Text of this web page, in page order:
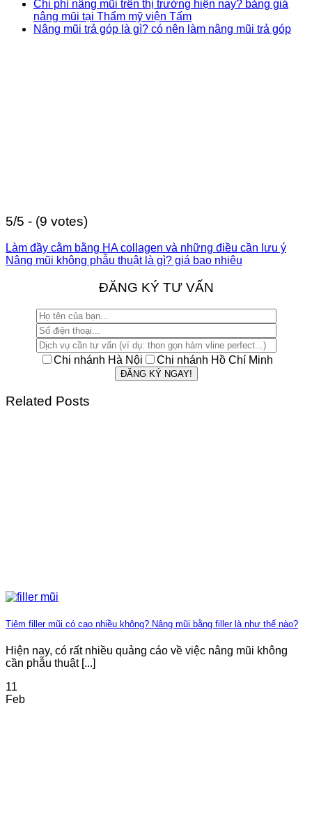
Chi phí nâng mũi trên thị trường hiện nay? bảng giá
nâng mũi tại Thẩm mỹ viện Tấm
Nâng mũi trả góp là gì? có nên làm nâng mũi trả góp
5/5 - (9 votes)
Làm đầy cằm bằng HA collagen và những điều cần lưu ý
Nâng mũi không phẫu thuật là gì? giá bao nhiêu
ĐĂNG KÝ TƯ VẤN
Chi nhánh Hà Nội Chi nhánh Hồ Chí Minh
Related Posts
Tiêm filler mũi có cao nhiều không? Nâng mũi bằng filler là như thế nào?
Hiện nay, có rất nhiều quảng cáo về việc nâng mũi không
cần phẫu thuật [...]
11
Feb